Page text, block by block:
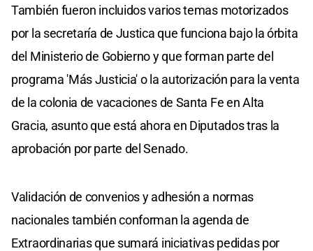
También fueron incluidos varios temas motorizados
por la secretaría de Justica que funciona bajo la órbita
del Ministerio de Gobierno y que forman parte del
programa 'Más Justicia' o la autorización para la venta
de la colonia de vacaciones de Santa Fe en Alta
Gracia, asunto que está ahora en Diputados tras la
aprobación por parte del Senado.
Validación de convenios y adhesión a normas
nacionales también conforman la agenda de
Extraordinarias que sumará iniciativas pedidas por